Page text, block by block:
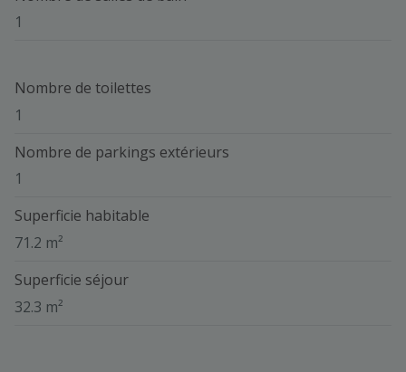
1
Nombre de toilettes
1
Nombre de parkings extérieurs
1
Superficie habitable
71.2 m²
Superficie séjour
32.3 m²